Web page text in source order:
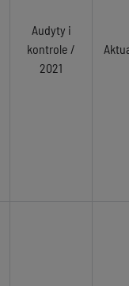
Audyty i
kontrole /
2021